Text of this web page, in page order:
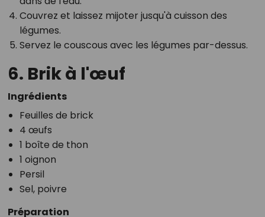
Couvrez et laissez mijoter jusqu'à cuisson des
légumes.
Servez le couscous avec les légumes par-dessus.
6. Brik à l'œuf
Ingrédients
Feuilles de brick
4 œufs
1 boîte de thon
1 oignon
Persil
Sel, poivre
Préparation